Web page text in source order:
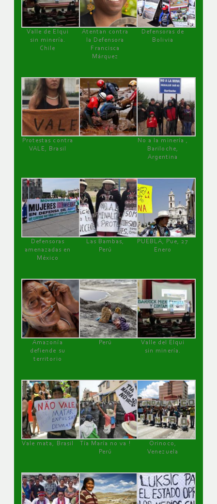
Valle de Elqui
sin minería.
Chile
Atentan contra
la Defensora
Francisca
Márquez
Defensoras de
Bolivia
Protestas contra
VALE, Brasil
No a la minería ,
Bariloche,
Argentina
Defensoras
amenazadas en
México
Las Bambas,
Perú
PUEBLA, Pue, 27
Enero
Amazonía
defiende su
territorio
Perú
Valle del Elqui
sin minería.
Vale mata, Brasil
Tía María no va !
Perú
Orinoco,
Venezuela